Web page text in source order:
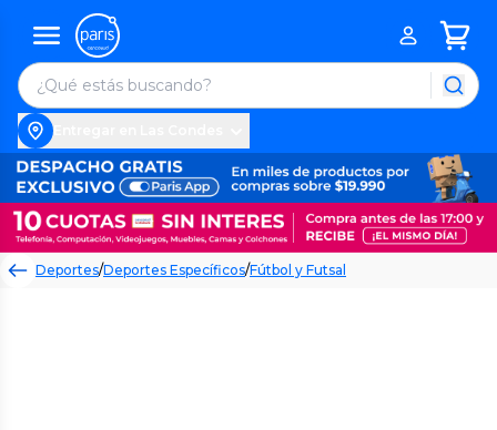
Deportes/Deportes Específicos/Fútbol y Futsal